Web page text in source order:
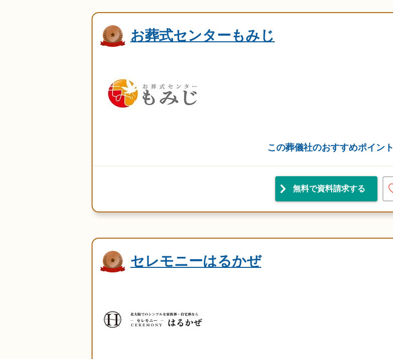
お葬式センターもみじ
この葬儀社のおすすめポイント
無料で資料請求する
セレモニーはるかぜ